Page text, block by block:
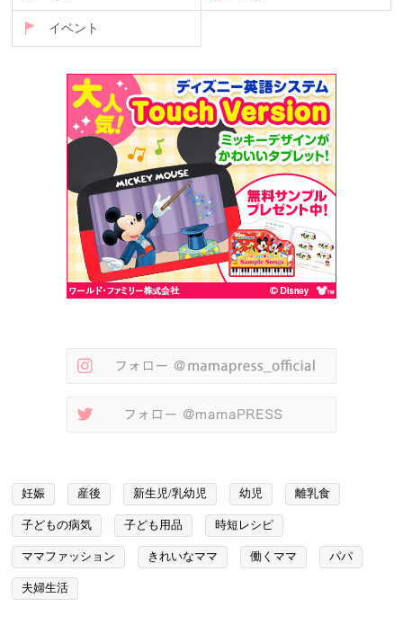
イベント
妊娠 産後 新生児/乳幼児 幼児 離乳食
子どもの病気 子ども用品 時短レシピ
ママファッション きれいなママ 働くママ パパ
夫婦生活